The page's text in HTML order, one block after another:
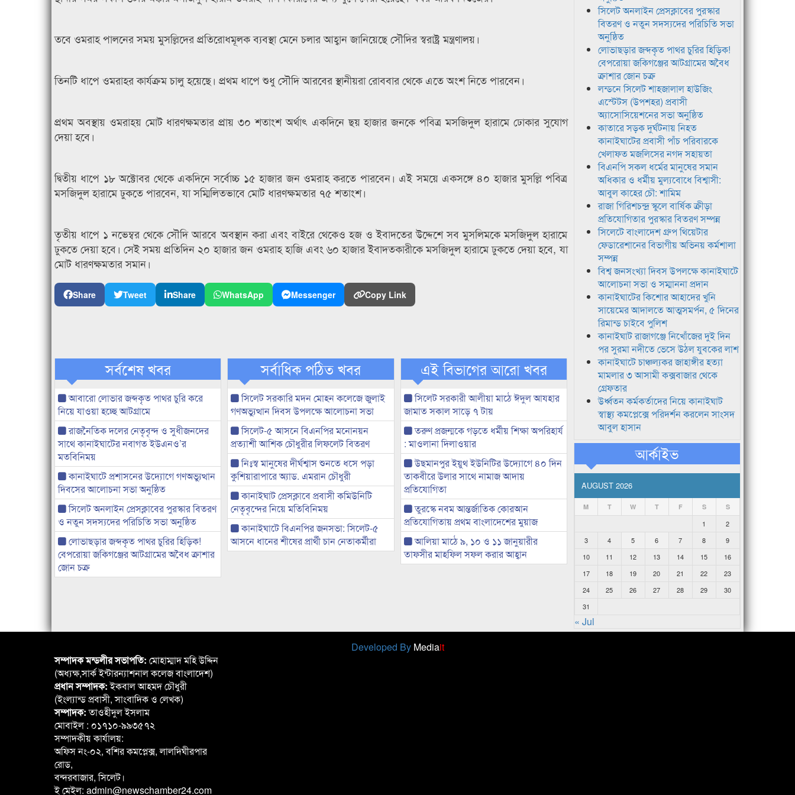
তবে ওমরাহ পালনের সময় মুসল্লিদের প্রতিরোধমূলক ব্যবস্থা মেনে চলার আহ্বান জানিয়েছে সৌদির স্বরাষ্ট্র মন্ত্রণালয়।
তিনটি ধাপে ওমরাহর কার্যক্রম চালু হয়েছে। প্রথম ধাপে শুধু সৌদি আরবের স্থানীয়রা রোববার থেকে এতে অংশ নিতে পারবেন।
প্রথম অবস্থায় ওমরাহয় মোট ধারণক্ষমতার প্রায় ৩০ শতাংশ অর্থাৎ একদিনে ছয় হাজার জনকে পবিত্র মসজিদুল হারামে ঢোকার সুযোগ
দেয়া হবে।
দ্বিতীয় ধাপে ১৮ অক্টোবর থেকে একদিনে সর্বোচ্চ ১৫ হাজার জন ওমরাহ করতে পারবেন। এই সময়ে একসঙ্গে ৪০ হাজার মুসল্লি পবিত্র
মসজিদুল হারামে ঢুকতে পারবেন, যা সম্মিলিতভাবে মোট ধারণক্ষমতার ৭৫ শতাংশ।
তৃতীয় ধাপে ১ নভেম্বর থেকে সৌদি আরবে অবস্থান করা এবং বাইরে থেকেও হজ ও ইবাদতের উদ্দেশে সব মুসলিমকে মসজিদুল হারামে
ঢুকতে দেয়া হবে। সেই সময় প্রতিদিন ২০ হাজার জন ওমরাহ হাজি এবং ৬০ হাজার ইবাদতকারীকে মসজিদুল হারামে ঢুকতে দেয়া হবে, যা
মোট ধারণক্ষমতার সমান।
Share Tweet Share WhatsApp Messenger Copy Link
সর্বশেষ খবর
আবারো লোভার জব্দকৃত পাথর চুরি করে
নিয়ে যাওয়া হচ্ছে আটগ্রামে
রাজনৈতিক দলের নেতৃবৃন্দ ও সুধীজনদের
সাথে কানাইঘাটের নবাগত ইউএনও’র
মতবিনিময়
কানাইঘাটে প্রশাসনের উদ্যোগে গণঅভ্যুত্থান
দিবসের আলোচনা সভা অনুষ্ঠিত
সিলেট অনলাইন প্রেসক্লাবের পুরস্কার বিতরণ
ও নতুন সদস্যদের পরিচিতি সভা অনুষ্ঠিত
লোভাছড়ার জব্দকৃত পাথর চুরির হিড়িক!
বেপরোয়া জকিগঞ্জের আটগ্রামের অবৈধ ক্রাশার
জোন চক্র
সর্বাধিক পঠিত খবর
সিলেট সরকারি মদন মোহন কলেজে জুলাই
গণঅভ্যুত্থান দিবস উপলক্ষে আলোচনা সভা
সিলেট-৫ আসনে বিএনপির মনোনয়ন
প্রত্যাশী আশিক চৌধুরীর লিফলেট বিতরণ
নিঃস্ব মানুষের দীর্ঘশ্বাস শুনতে ধসে পড়া
কুশিয়ারাপারে অ্যাড. এমরান চৌধুরী
কানাইঘাট প্রেসক্লাবে প্রবাসী কমিউনিটি
নেতৃবৃন্দের নিয়ে মতিবিনিময়
কানাইঘাটে বিএনপির জনসভা: সিলেট-৫
আসনে ধানের শীষের প্রার্থী চান নেতাকর্মীরা
এই বিভাগের আরো খবর
সিলেট সরকারী আলীয়া মাঠে ঈদুল আযহার
জামাত সকাল সাড়ে ৭ টায়
তরুণ প্রজন্মকে গড়তে ধর্মীয় শিক্ষা অপরিহার্য
: মাওলানা দিলাওয়ার
উছমানপুর ইয়ুথ ইউনিটির উদ্যোগে ৪০ দিন
তাকবীরে উলার সাথে নামাজ আদায়
প্রতিযোগিতা
তুরস্কে নবম আন্তর্জাতিক কোরআন
প্রতিযোগিতায় প্রথম বাংলাদেশের মুয়াজ
আলিয়া মাঠে ৯, ১০ ও ১১ জানুয়ারীর
তাফসীর মাহফিল সফল করার আহ্বান
সিলেট অনলাইন প্রেসক্লাবের পুরস্কার
বিতরণ ও নতুন সদস্যদের পরিচিতি সভা
অনুষ্ঠিত
লোভাছড়ার জব্দকৃত পাথর চুরির হিড়িক!
বেপরোয়া জকিগঞ্জের আটগ্রামের অবৈধ
ক্রাশার জোন চক্র
লন্ডনে সিলেট শাহজালাল হাউজিং
এস্টেটস (উপশহর) প্রবাসী
অ্যাসোসিয়েশনের সভা অনুষ্ঠিত
কাতারে সড়ক দুর্ঘটনায় নিহত
কানাইঘাটের প্রবাসী পাঁচ পরিবারকে
খেলাফত মজলিসের নগদ সহায়তা
বিএনপি সকল ধর্মের মানুষের সমান
অধিকার ও ধর্মীয় মুল্যবোধে বিশ্বাসী:
আবুল কাহের চৌ: শামিম
রাজা গিরিশচন্দ্র স্কুলে বার্ষিক ক্রীড়া
প্রতিযোগিতার পুরস্কার বিতরণ সম্পন্ন
সিলেটে বাংলাদেশ গ্রুপ থিয়েটার
ফেডারেশানের বিভাগীয় অভিনয় কর্মশালা
সম্পন্ন
বিশ্ব জনসংখ্যা দিবস উপলক্ষে কানাইঘাটে
আলোচনা সভা ও সম্মাননা প্রদান
কানাইঘাটের কিশোর আহাদের খুনি
সায়েমের আদালতে আত্মসমর্পন, ৫ দিনের
রিমান্ড চাইবে পুলিশ
কানাইঘাট রাজাগঞ্জে নিখোঁজের দুই দিন
পর সুরমা নদীতে ভেসে উঠল যুবকের লাশ
কানাইঘাটে চাঞ্চল্যকর জাহাঙ্গীর হত্যা
মামলার ৩ আসামী কক্সবাজার থেকে
গ্রেফতার
উর্ধ্বতন কর্মকর্তাদের নিয়ে কানাইঘাট
স্বাস্থ্য কমপ্লেক্সে পরিদর্শন করলেন সাংসদ
আবুল হাসান
আর্কাইভ
AUGUST 2026
M T W T F S S
1
2
3
4 5 6 7 8
9
10
11 12 13 14 15
16
17
18 19 20 21 22
23
24
25 26 27 28 29
30
31
« Jul
Developed By Mediait
সম্পাদক মন্ডলীর সভাপতি: মোহাম্মাদ মহি উদ্দিন
(অধ্যক্ষ,সার্ক ইন্টারন্যাশনাল কলেজ বাংলাদেশ)
প্রধান সম্পাদক:ইকবাল আহমদ চৌধুরী
(ইংল্যান্ড প্রবাসী, সাংবাদিক ও লেখক)
সম্পাদক:তাওহীদুল ইসলাম
মোবাইল : ০১৭১০-৯৯৩৫৭২
সম্পাদকীয় কার্যালয়:
অফিস নং-০২, বশির কমপ্লেক্স, লালদিঘীরপার
রোড,
বন্দরবাজার, সিলেট।
ই মেইল: admin@newschamber24.com